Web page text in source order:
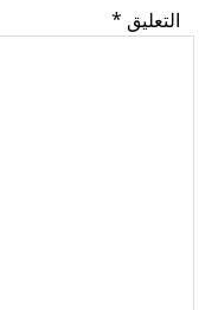
التعليق *